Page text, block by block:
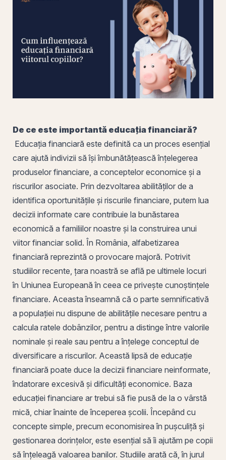
De ce este importantă educația financiară?
Educația financiară este definită ca un proces esențial
care ajută indivizii să își îmbunătățească înțelegerea
produselor financiare, a conceptelor economice și a
riscurilor asociate. Prin dezvoltarea abilităților de a
identifica oportunitățile și riscurile financiare, putem lua
decizii informate care contribuie la bunăstarea
economică a familiilor noastre și la construirea unui
viitor financiar solid. În România , alfabetizarea
financiară reprezintă o provocare majoră. Potrivit
studiilor recente, țara noastră se află pe ultimele locuri
în Uniunea Europeană în ceea ce privește cunoștințele
financiare. Aceasta înseamnă că o parte semnificativă
a populației nu dispune de abilitățile necesare pentru a
calcula ratele dobânzilor, pentru a distinge între valorile
nominale și reale sau pentru a înțelege conceptul de
diversificare a riscurilor. Această lipsă de educație
financiară poate duce la decizii financiare neinformate,
îndatorare excesivă și dificultăți economice. Baza
educației financiare ar trebui să fie pusă de la o vârstă
mică , chiar înainte de începerea școlii. Începând cu
concepte simple, precum economisirea în pușculiță și
gestionarea dorințelor, este esențial să îi ajutăm pe copii
să înțeleagă valoarea banilor. Studiile arată că, în jurul